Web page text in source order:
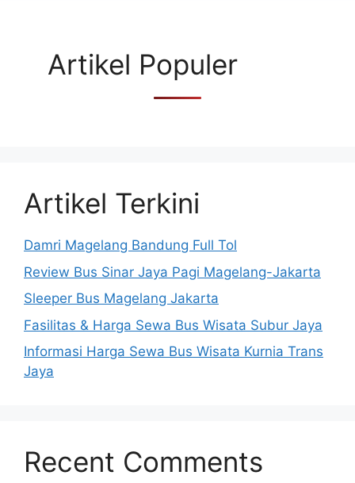
Artikel Populer
Artikel Terkini
Damri Magelang Bandung Full Tol
Review Bus Sinar Jaya Pagi Magelang-Jakarta
Sleeper Bus Magelang Jakarta
Fasilitas & Harga Sewa Bus Wisata Subur Jaya
Informasi Harga Sewa Bus Wisata Kurnia Trans
Jaya
Recent Comments